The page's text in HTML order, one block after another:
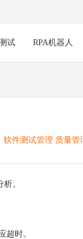
试 RPA机器人
软件测试管理 质量管
。
时。